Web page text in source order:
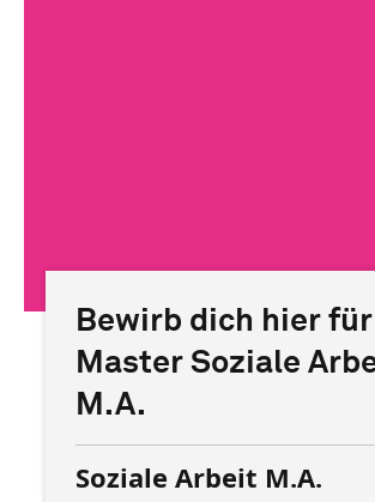
Bewirb dich hier
Master Soziale
M.A.
Soziale Arbeit M.A.